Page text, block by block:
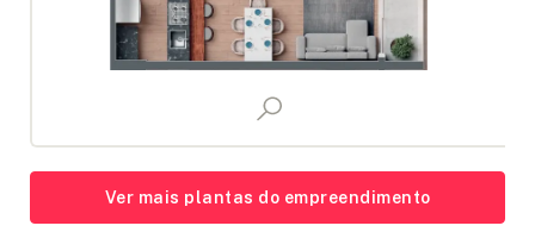
Ver mais plantas do empreendimento